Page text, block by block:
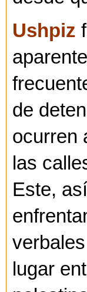
Ushpiz
de
ocurren
las
Este,
lugar